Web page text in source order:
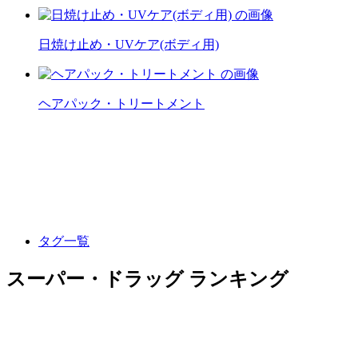
日焼け止め・UVケア(ボディ用)
ヘアパック・トリートメント
タグ一覧
スーパー・ドラッグ ランキング